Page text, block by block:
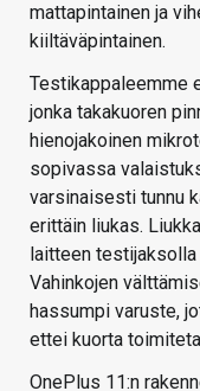
mattapintainen ja
kiiltäväpintainen.
Testikappaleemme
jonka takakuoren
hienojakoinen
sopivassa
varsinaisesti tunnu
erittäin liukas.
laitteen
Vahinkojen
hassumpi varuste,
ettei kuorta
OnePlus 11:n